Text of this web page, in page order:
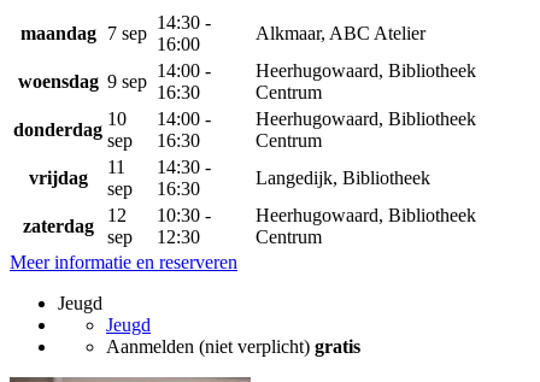
maandag 7 sep
14:30 -
16:00
Alkmaar, ABC Atelier
woensdag 9 sep
14:00 -
16:30
Heerhugowaard, Bibliotheek
Centrum
donderdag
10
sep
14:00 -
16:30
Heerhugowaard, Bibliotheek
Centrum
vrijdag
11
sep
14:30 -
16:30
Langedijk, Bibliotheek
zaterdag
12
sep
10:30 -
12:30
Heerhugowaard, Bibliotheek
Centrum
Meer informatie en reserveren
Jeugd
Jeugd
Aanmelden (niet verplicht) gratis